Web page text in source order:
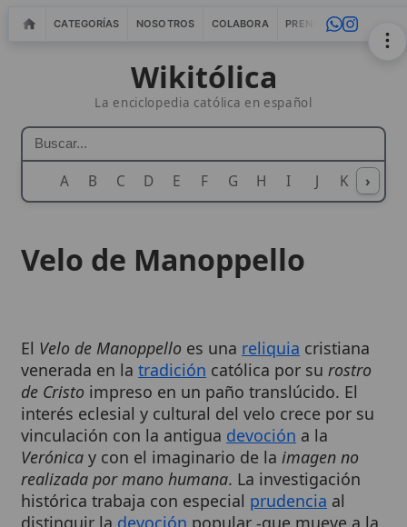
CATEGORÍAS NOSOTROS COLABORA PRENSA WEBMASTERS
Wikitólica
La enciclopedia católica en español
A B C D E F G H I J K L M
›
de Cristoimpreso en un paño translúcido. El
interés eclesial y cultural del velo crece por su
vinculación con la antigua devocióna la
Verónica y con el imaginario de laimagen no
realizada por mano humana. La investigación
histórica trabaja con especialprudenciaal
distinguir ladevociónpopular -que mueve a la
oración- de afirmaciones históricas verificables
sobre el origen del lienzo, su transmisión y su